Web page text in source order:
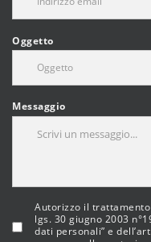
Oggetto
Messaggio
Autorizzo il
lgs. 30 giugno 2003
dati personali” e